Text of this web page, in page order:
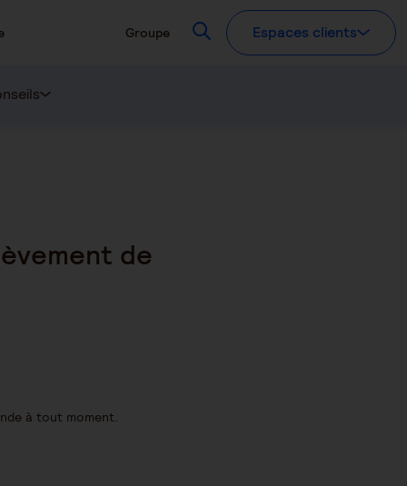
Groupe RecherchezEspaces clients
de
à tout moment.